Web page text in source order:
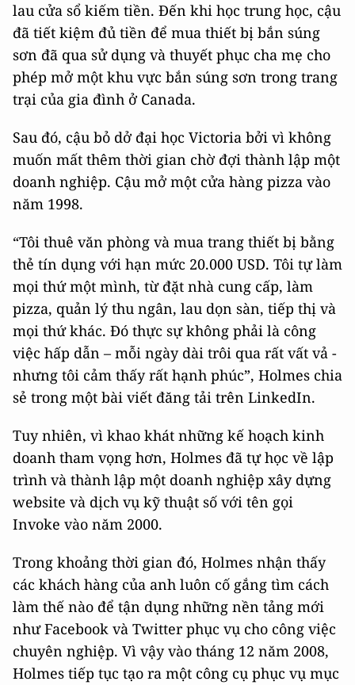
lau cửa sổ kiếm tiền. Đến khi học trung học, cậu
đã tiết kiệm đủ tiền để mua thiết bị bắn súng
sơn đã qua sử dụng và thuyết phục cha mẹ cho
phép mở một khu vực bắn súng sơn trong trang
trại của gia đình ở Canada.
Sau đó, cậu bỏ dở đại học Victoria bởi vì không
muốn mất thêm thời gian chờ đợi thành lập một
doanh nghiệp. Cậu mở một cửa hàng pizza vào
năm 1998.
“Tôi thuê văn phòng và mua trang thiết bị bằng
thẻ tín dụng với hạn mức 20.000 USD. Tôi tự làm
mọi thứ một mình, từ đặt nhà cung cấp, làm
pizza, quản lý thu ngân, lau dọn sàn, tiếp thị và
mọi thứ khác. Đó thực sự không phải là công
việc hấp dẫn – mỗi ngày dài trôi qua rất vất vả -
nhưng tôi cảm thấy rất hạnh phúc”, Holmes chia
sẻ trong một bài viết đăng tải trên LinkedIn.
Tuy nhiên, vì khao khát những kế hoạch kinh
doanh tham vọng hơn, Holmes đã tự học về lập
trình và thành lập một doanh nghiệp xây dựng
website và dịch vụ kỹ thuật số với tên gọi
Invoke vào năm 2000.
Trong khoảng thời gian đó, Holmes nhận thấy
các khách hàng của anh luôn cố gắng tìm cách
làm thế nào để tận dụng những nền tảng mới
như Facebook và Twitter phục vụ cho công việc
chuyên nghiệp. Vì vậy vào tháng 12 năm 2008,
Holmes tiếp tục tạo ra một công cụ phục vụ mục